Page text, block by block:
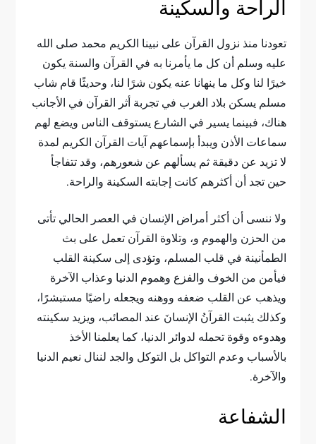
الراحة والسكينة
تعودنا منذ نزول القرآن على نبينا الكريم محمد صلى الله
عليه وسلم أن كل ما يأمرنا به في القرآن والسنة يكون
خيرًا لنا وكل ما ينهانا عنه يكون شرًا لنا، وحديثًا قام شاب
مسلم يسكن بلاد الغرب في تجربة أثر القرآن في الأجانب
هناك، فبينما يسير في الشارع يستوقف الناس ويضع لهم
سماعات الأذن ويبدأ بإسماعهم آيات القرآن الكريم لمدة
لا تزيد عن دقيقة ثم يسألهم عن شعورهم، وقد تتفاجأ
حين تجد أن أكثرهم كانت إجابته السكينة والراحة.
ولا ننسى أن أكثر أمراض الإنسان في العصر الحالي تأتى
من الحزن والهموم و، وتلاوة القرآن تعمل على بث
الطمأنينة في قلب المسلم، وتؤدى إلى سكينة القلب
فيأمن من الخوف والفزع وهموم الدنيا وعذاب الآخرة
ويذهب عن القلب ضعفه ووهنه ويجعله راضيًا مستبشرًا،
وكذلك يثبت القرآنُ الإنسانَ عند المصائب، ويزيد سكينته
وهدوءه وقوة تحمله لدوائر الدنيا، كما يعلمنا الأخذ
بالأسباب وعدم التواكل بل التوكل والجد لننال نعيم الدنيا
والآخرة.
الشفاعة